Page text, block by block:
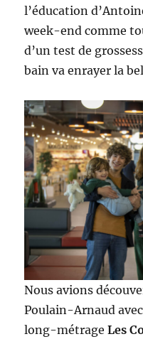
l’éducation
week-end comme
d’un test de
bain va enrayer la
Nous avions
Poulain-Arnaud
long-métrageLes